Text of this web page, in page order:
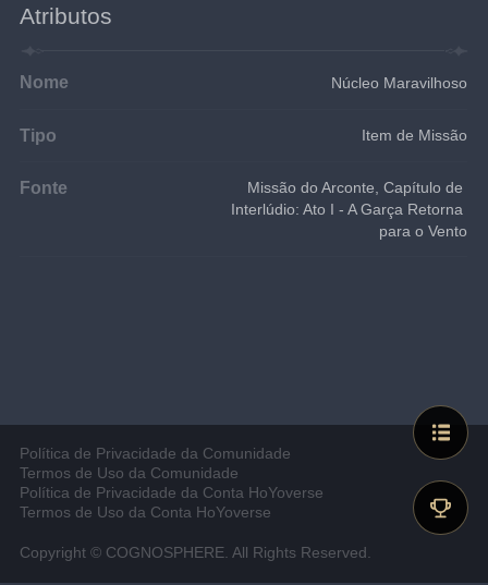
Atributos
Nome Núcleo Maravilhoso
Tipo Item de Missão
Fonte
Missão do Arconte, Capítulo de
Interlúdio: Ato I - A Garça Retorna
para o Vento
Política de Privacidade da Comunidade
Termos de Uso da Comunidade
Política de Privacidade da Conta HoYoverse
Termos de Uso da Conta HoYoverse
Copyright © COGNOSPHERE. All Rights Reserved.